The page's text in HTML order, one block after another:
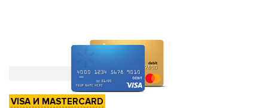
VISA И MASTERCARD